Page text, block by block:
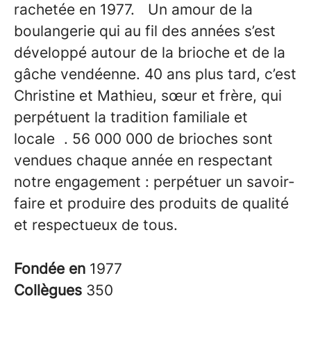
rachetée en 1977. Un amour de la
boulangerie qui au fil des années s’est
développé autour de la brioche et de la
gâche vendéenne. 40 ans plus tard, c’est
Christine et Mathieu, sœur et frère, qui
perpétuent la tradition familiale et
locale . 56 000 000 de brioches sont
vendues chaque année en respectant
notre engagement : perpétuer un savoir-
faire et produire des produits de qualité
et respectueux de tous.
Fondée en 1977
Collègues 350